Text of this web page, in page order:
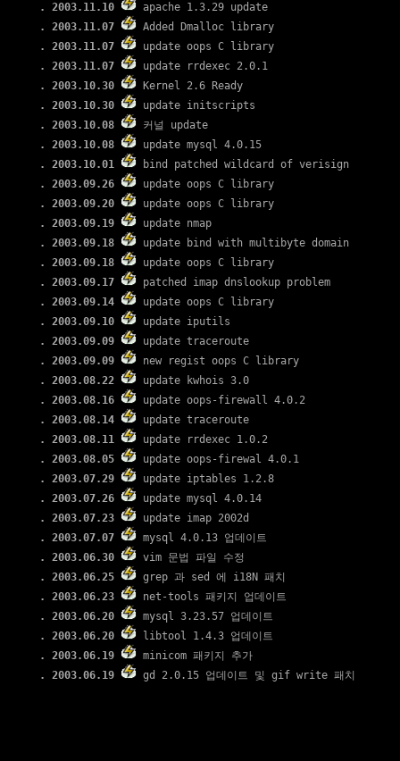
. 2003.11.10
apache 1.3.29 update
. 2003.11.07
Added Dmalloc library
. 2003.11.07
update oops C library
. 2003.11.07
update rrdexec 2.0.1
. 2003.10.30
Kernel 2.6 Ready
. 2003.10.30
update initscripts
. 2003.10.08
커널 update
. 2003.10.08
update mysql 4.0.15
. 2003.10.01
bind patched wildcard of verisign
. 2003.09.26
update oops C library
. 2003.09.20
update oops C library
. 2003.09.19
update nmap
. 2003.09.18
update bind with multibyte domain
. 2003.09.18
update oops C library
. 2003.09.17
patched imap dnslookup problem
. 2003.09.14
update oops C library
. 2003.09.10
update iputils
. 2003.09.09
update traceroute
. 2003.09.09
new regist oops C library
. 2003.08.22
update kwhois 3.0
. 2003.08.16
update oops-firewall 4.0.2
. 2003.08.14
update traceroute
. 2003.08.11
update rrdexec 1.0.2
. 2003.08.05
update oops-firewal 4.0.1
. 2003.07.29
update iptables 1.2.8
. 2003.07.26
update mysql 4.0.14
. 2003.07.23
update imap 2002d
. 2003.07.07
mysql 4.0.13 업데이트
. 2003.06.30
vim 문법 파일 수정
. 2003.06.25
grep 과 sed 에 i18N 패치
. 2003.06.23
net-tools 패키지 업데이트
. 2003.06.20
mysql 3.23.57 업데이트
. 2003.06.20
libtool 1.4.3 업데이트
. 2003.06.19
minicom 패키지 추가
. 2003.06.19
gd 2.0.15 업데이트 및 gif write 패치